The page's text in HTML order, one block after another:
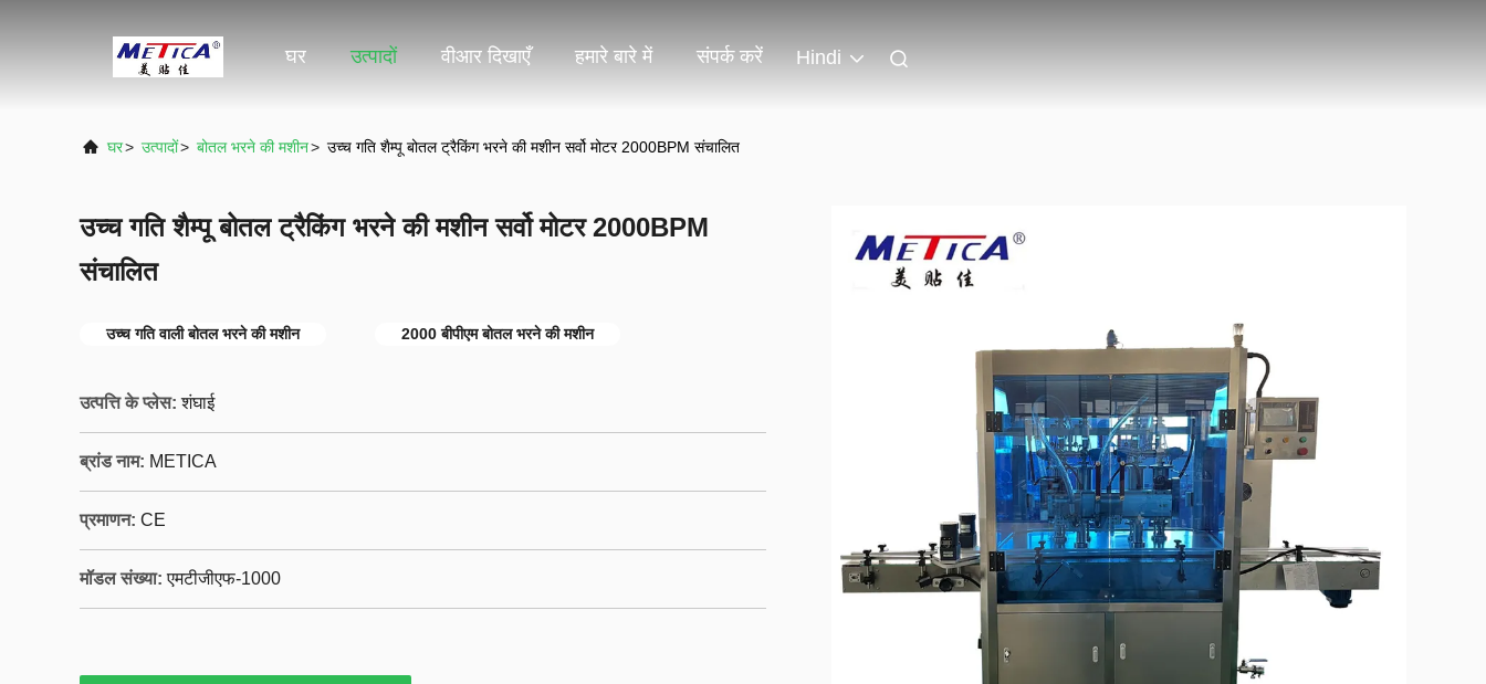
घर उत्पादों वीआर दिखाएँ हमारे बारे में संपर्क करें Hindi
घर> उत्पादों> बोतल भरने की मशीन> उच्च गति शैम्पू बोतल ट्रैकिंग भरने की मशीन सर्वो मोटर 2000BPM संचालित
उच्च गति शैम्पू बोतल ट्रैकिंग भरने की मशीन सर्वो मोटर 2000BPM
संचालित
उच्च गति वाली बोतल भरने की मशीन 2000 बीपीएम बोतल भरने की मशीन
उत्पत्ति के प्लेस: शंघाई
ब्रांड नाम: METICA
प्रमाणन: CE
मॉडल संख्या: एमटीजीएफ-1000